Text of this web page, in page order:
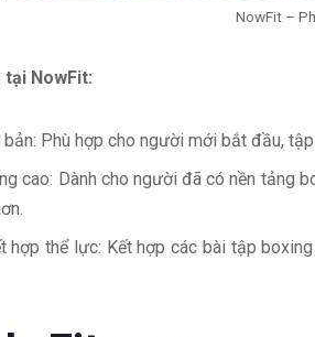
NowFit –
tại NowFit:
Phù hợp cho người mới bắt đầu,
cao: Dành cho người đã có nền tảng
hợp thể lực: Kết hợp các bài tập